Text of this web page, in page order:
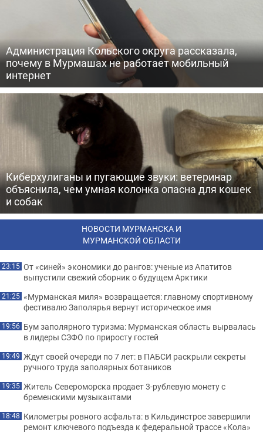
Администрация Кольского округа рассказала,
почему в Мурмашах не работает мобильный
интернет
Киберхулиганы и пугающие звуки: ветеринар
объяснила, чем умная колонка опасна для кошек
и собак
НОВОСТИ МУРМАНСКА И
МУРМАНСКОЙ ОБЛАСТИ
23:15 От «синей» экономики до рангов: ученые из Апатитов
выпустили свежий сборник о будущем Арктики
21:25 «Мурманская миля» возвращается: главному спортивному
фестивалю Заполярья вернут историческое имя
19:56 Бум заполярного туризма: Мурманская область вырвалась
в лидеры СЗФО по приросту гостей
19:49 Ждут своей очереди по 7 лет: в ПАБСИ раскрыли секреты
ручного труда заполярных ботаников
19:35 Житель Североморска продает 3-рублевую монету с
бременскими музыкантами
18:48 Километры ровного асфальта: в Кильдинстрое завершили
ремонт ключевого подъезда к федеральной трассе «Кола»